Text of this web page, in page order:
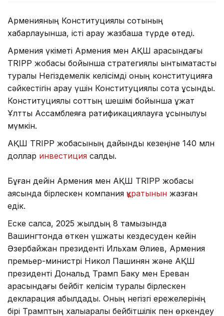
Арменияның Конституциялық сотының
хабарлауынша, істі қарау жазбаша түрде өтеді.
Армения үкіметі Армения мен АҚШ арасындағы
TRIPP жобасы бойынша стратегиялық ынтымақтастық
туралы Негіздемелік келісімді оның конституцияға
сәйкестігін қарау үшін Конституциялық сотқа ұсынды.
Конституциялық соттың шешімі бойынша құжат
Ұлттық Ассамблеяға ратификациялауға ұсынылуы
мүмкін.
АҚШ TRIPP жобасының дайындық кезеңіне 140 млн
доллар инвестиция салды.
Бұған дейін Армения мен АҚШ TRIPP жобасы
аясында бірлескен компания құратынын жазған
едік.
Еске салсақ, 2025 жылдың 8 тамызында
Вашингтонда өткен үшжақты кездесуден кейін
Әзербайжан президенті Ильхам Әлиев, Армения
премьер-министрі Никол Пашинян және АҚШ
президенті Дональд Трамп Баку мен Ереван
арасындағы бейбіт келісім туралы бірлескен
декларация қабылдады. Оның негізгі ережелерінің
бірі Трамптың халықаралық бейбітшілік пен өркендеу